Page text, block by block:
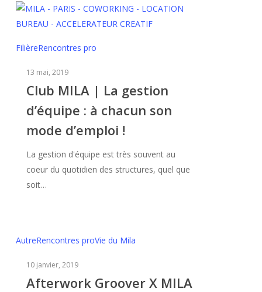
Club
gestion
chacun
son
FilièreRencontres pro
13 mai, 2019
Club MILA | La gestion
d’équipe : à chacun son
mode d’emploi !
La gestion d'équipe est très souvent au
coeur du quotidien des structures, quel que
soit…
Afterwork
MILA
AutreRencontres proVie du Mila
10 janvier, 2019
Afterwork Groover X MILA